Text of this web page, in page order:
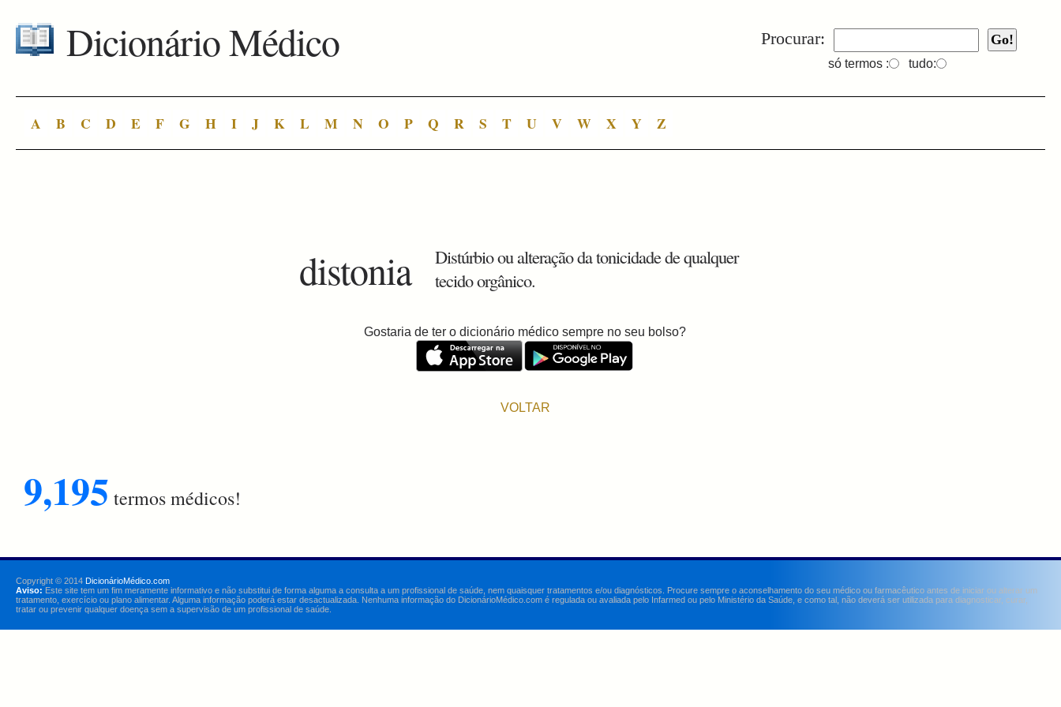
Procurar:
só termos : tudo:
Dicionário Médico
A B C D E F G H I J K L M N O P Q R S T U V W X Y Z
distonia
Distúrbio ou alteração da tonicidade de qualquer
tecido orgânico.
Gostaria de ter o dicionário médico sempre no seu bolso?
VOLTAR
9,195 termos médicos!
Copyright © 2014 DicionárioMédico.com
Aviso: Este site tem um fim meramente informativo e não substitui de forma alguma a consulta a um profissional de saúde, nem quaisquer tratamentos e/ou diagnósticos. Procure sempre o aconselhamento do seu médico ou farmacêutico antes de iniciar ou alterar um
tratamento, exercício ou plano alimentar. Alguma informação poderá estar desactualizada. Nenhuma informação do DicionárioMédico.com é regulada ou avaliada pelo Infarmed ou pelo Ministério da Saúde, e como tal, não deverá ser utilizada para diagnosticar, curar,
tratar ou prevenir qualquer doença sem a supervisão de um profissional de saúde.